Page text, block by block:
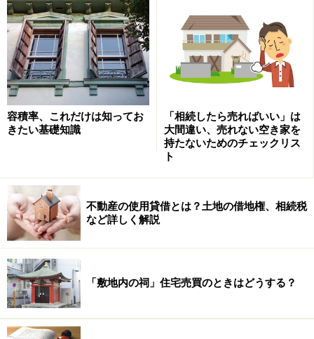
その一方で、説明をする宅地建物取引士も、ただ重要事
項説明書に書かれた内容を読み上げるだけの人から、一
つひとつの項目を買主が分かりやすい言葉に置き換えな
がら丁寧に説明する人まで実にさまざまです。
説明をする宅地建物取引士自身がその物件の調査を実施
し、物件の状況を把握し、さらに重要事項説明書の作成
が内容を理解できているかどうか様子を見ながら説明を
進めていけるはずです。
しかし、残念ながらそうでない宅地建物取引士が多いの
も事実であり、説明をする宅地建物取引士が、対象物件
そのものを見てすらいないケースもあるので注意しなけ
ればなりません。
容積率、これだけは知ってお
きたい基礎知識
「相続したら売ればいい」は
大間違い、売れない空き家を
持たないためのチェックリス
ト
不動産の使用貸借とは？土地の借地権、相続税
など詳しく解説
「敷地内の祠」住宅売買のときはどうする？